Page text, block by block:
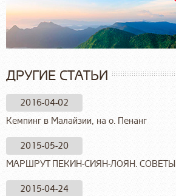
ДРУГИЕ СТАТЬИ
2016-04-02
Кемпинг в Малайзии, на о. Пенанг
2015-05-20
МАРШРУТ ПЕКИН-СИЯН-ЛОЯН. СОВЕТЫ
2015-04-24